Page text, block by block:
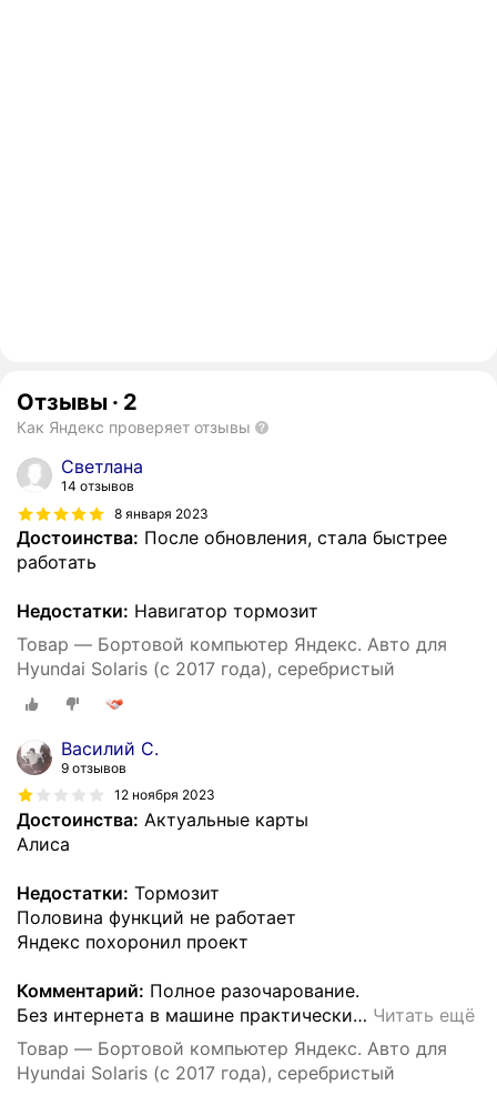
Отзывы · 2
Как Яндекс проверяет отзывы
Светлана
14 отзывов
8 января 2023
Достоинства: После обновления, стала быстрее
работать
Недостатки: Навигатор тормозит
Товар — Бортовой компьютер Яндекс. Авто для
Hyundai Solaris (с 2017 года), серебристый
Василий С.
9 отзывов
12 ноября 2023
Достоинства: Актуальные карты
Алиса
Недостатки: Тормозит
Половина функций не работает
Яндекс похоронил проект
Комментарий: Полное разочарование.
Без интернета в машине практически… Читать ещё
Товар — Бортовой компьютер Яндекс. Авто для
Hyundai Solaris (с 2017 года), серебристый